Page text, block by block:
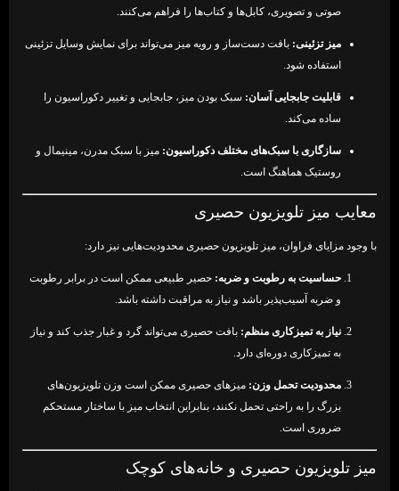
صوتی و تصویری، کابل‌ها و کتاب‌ها را فراهم می‌کنند.
میز تزئینی: بافت دست‌ساز و رویه میز می‌تواند برای نمایش وسایل تزئینی
استفاده شود.
قابلیت جابجایی آسان: سبک بودن میز، جابجایی و تغییر دکوراسیون را
ساده می‌کند.
سازگاری با سبک‌های مختلف دکوراسیون: میز با سبک مدرن، مینیمال و
روستیک هماهنگ است.
معایب میز تلویزیون حصیری
با وجود مزایای فراوان، میز تلویزیون حصیری محدودیت‌هایی نیز دارد:
حساسیت به رطوبت و ضربه: حصیر طبیعی ممکن است در برابر رطوبت
و ضربه آسیب‌پذیر باشد و نیاز به مراقبت داشته باشد.
نیاز به تمیزکاری منظم: بافت حصیری می‌تواند گرد و غبار جذب کند و نیاز
به تمیزکاری دوره‌ای دارد.
محدودیت تحمل وزن: میزهای حصیری ممکن است وزن تلویزیون‌های
بزرگ را به راحتی تحمل نکنند، بنابراین انتخاب میز با ساختار مستحکم
ضروری است.
میز تلویزیون حصیری و خانه‌های کوچک